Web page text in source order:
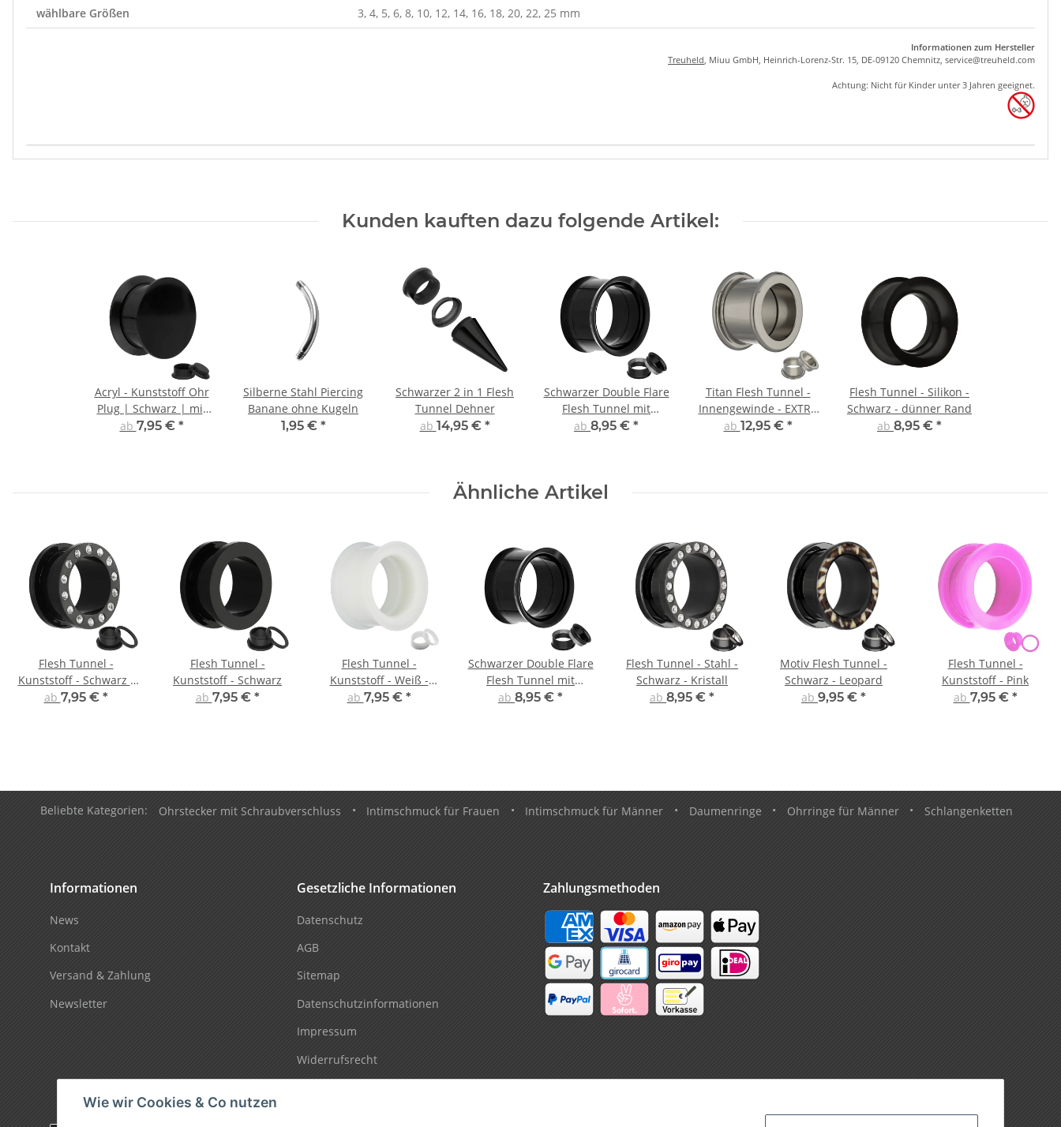
Wie wir Cookies & Co nutzen
wählbare Größen
3, 4, 5, 6, 8, 10, 12, 14, 16, 18, 20, 22, 25 mm
Informationen zum Hersteller
Treuheld, Miuu GmbH, Heinrich-Lorenz-Str. 15, DE-09120 Chemnitz, service@treuheld.com
Achtung: Nicht für Kinder unter 3 Jahren geeignet.
Produkteigenschaft
Wert
Kunden kauften dazu folgende Artikel:
Acryl - Kunststoff Ohr
Plug | Schwarz | mit
Gewinde
ab 7,95 € *
Silberne Stahl Piercing
Banane ohne Kugeln
1,95 € *
Schwarzer 2 in 1 Flesh
Tunnel Dehner
ab 14,95 € *
Schwarzer Double Flare
Flesh Tunnel mit
Gewinde
ab 8,95 € *
Titan Flesh Tunnel -
Innengewinde - EXTRA
LANG
ab 12,95 € *
Flesh Tunnel - Silikon -
Schwarz - dünner Rand
ab 8,95 € *
Ähnliche Artikel
Flesh Tunnel -
Kunststoff - Schwarz -
Kristall
ab 7,95 € *
Flesh Tunnel -
Kunststoff - Schwarz
ab 7,95 € *
Flesh Tunnel -
Kunststoff - Weiß -
double flared
ab 7,95 € *
Schwarzer Double Flare
Flesh Tunnel mit
Gewinde
ab 8,95 € *
Flesh Tunnel - Stahl -
Schwarz - Kristall
ab 8,95 € *
Motiv Flesh Tunnel -
Schwarz - Leopard
ab 9,95 € *
Flesh Tunnel -
Kunststoff - Pink
ab 7,95 € *
Beliebte Kategorien: Ohrstecker mit Schraubverschluss • Intimschmuck für Frauen • Intimschmuck für Männer • Daumenringe • Ohrringe für Männer • Schlangenketten
Informationen
News
Kontakt
Versand & Zahlung
Newsletter
Gesetzliche Informationen
Datenschutz
AGB
Sitemap
Datenschutzinformationen
Impressum
Widerrufsrecht
Zahlungsmethoden